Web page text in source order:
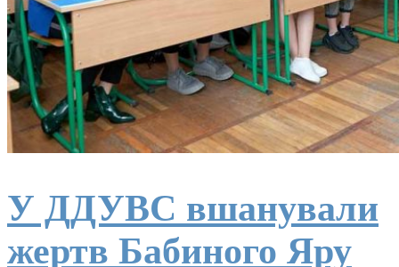
У ДДУВС вшанували
жертв Бабиного Яру